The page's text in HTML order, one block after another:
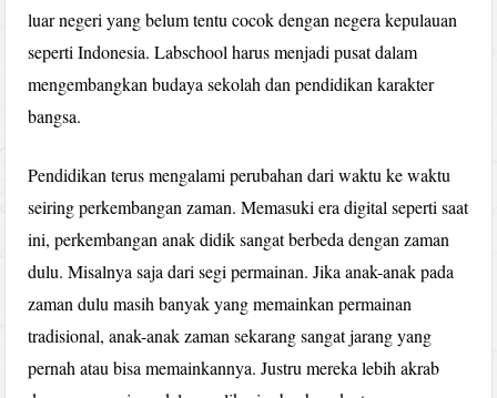
luar negeri yang belum tentu cocok dengan negera kepulauan
seperti Indonesia. Labschool harus menjadi pusat dalam
mengembangkan budaya sekolah dan pendidikan karakter
bangsa.
Pendidikan terus mengalami perubahan dari waktu ke waktu
seiring perkembangan zaman. Memasuki era digital seperti saat
ini, perkembangan anak didik sangat berbeda dengan zaman
dulu. Misalnya saja dari segi permainan. Jika anak-anak pada
zaman dulu masih banyak yang memainkan permainan
tradisional, anak-anak zaman sekarang sangat jarang yang
pernah atau bisa memainkannya. Justru mereka lebih akrab